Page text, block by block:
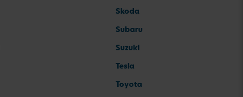
Skoda
Subaru
Suzuki
Tesla
Toyota